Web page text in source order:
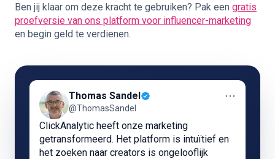
Ben jij klaar om deze kracht te gebruiken? Pak een gratis
proefversie van ons platform voor influencer-marketing
en begin geld te verdienen.
Thomas Sandel
@ThomasSandel
⋯
ClickAnalytic heeft onze marketing
getransformeerd. Het platform is intuïtief en
het zoeken naar creators is ongelooflijk